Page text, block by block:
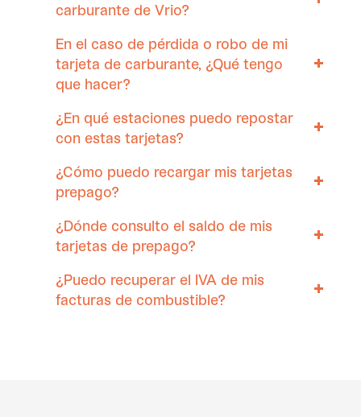
carburante de Vrio?
En el caso de pérdida o robo de mi
tarjeta de carburante, ¿Qué tengo
que hacer?
¿En qué estaciones puedo repostar
con estas tarjetas?
¿Cómo puedo recargar mis tarjetas
prepago?
¿Dónde consulto el saldo de mis
tarjetas de prepago?
¿Puedo recuperar el IVA de mis
facturas de combustible?